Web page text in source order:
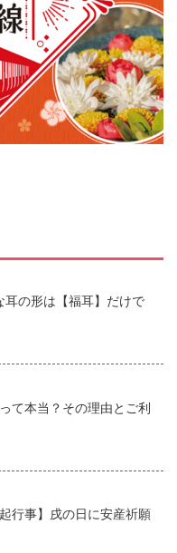
耳の形は【福耳】だけで
て本当？その理由とご利
行事】戌の日に安産祈願